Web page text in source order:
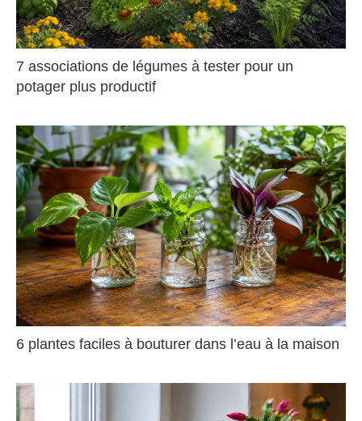
7 associations de légumes à tester pour un
potager plus productif
6 plantes faciles à bouturer dans l’eau à la maison